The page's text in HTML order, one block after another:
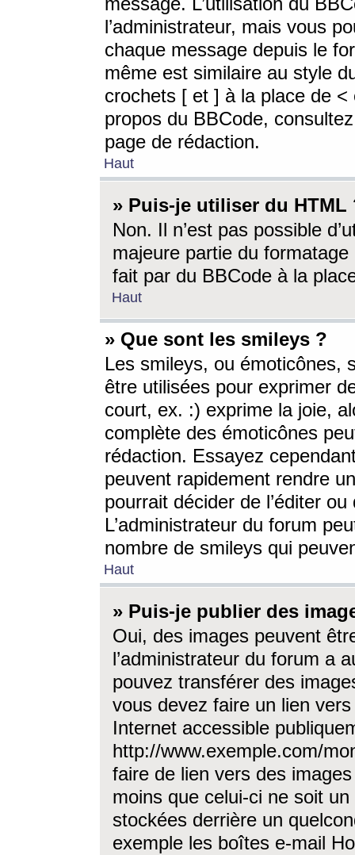
l’administrateur, mais vous
chaque message depuis le
même est similaire au style
crochets [ et ] à la place de <
propos du BBCode,
page de rédaction.
Haut
» Puis-je utiliser du HTML
Non. Il n’est pas possible
majeure partie du
fait par du BBCode à la
Haut
» Que sont les smileys ?
Les smileys, ou émoticônes,
être utilisées pour exprimer
court, ex. :) exprime la joie,
complète des émoticônes
rédaction. Essayez
peuvent rapidement rendre
pourrait décider de l’éditer
L’administrateur du forum
nombre de smileys qui
Haut
» Puis-je publier des
Oui, des images peuvent
l’administrateur du forum a
pouvez transférer des
vous devez faire un lien
Internet accessible
http://www.exemple.com/
faire de lien vers des
moins que celui-ci ne soit
stockées derrière un
exemple les boîtes e-mail